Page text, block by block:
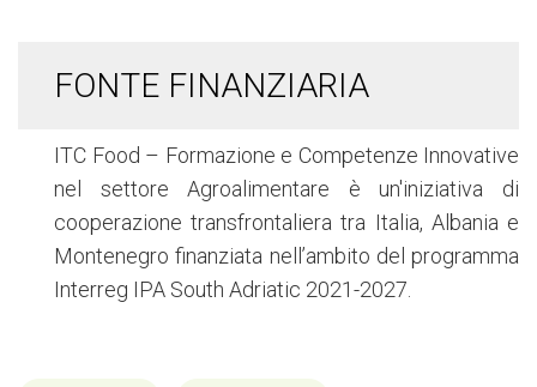
FONTE FINANZIARIA
ITC Food – Formazione e Competenze Innovative
nel settore Agroalimentare è un'iniziativa di
cooperazione transfrontaliera tra Italia, Albania e
Montenegro finanziata nell’ambito del programma
Interreg IPA South Adriatic 2021-2027.